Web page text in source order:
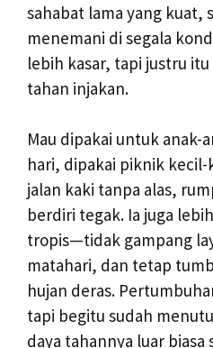
sahabat lama yang kuat,
menemani di segala
lebih kasar, tapi justru
tahan injakan.
Mau dipakai untuk anak-
hari, dipakai piknik
jalan kaki tanpa alas,
berdiri tegak. Ia juga
tropis—tidak gampang
matahari, dan tetap
hujan deras.
tapi begitu sudah
daya tahannya luar biasa